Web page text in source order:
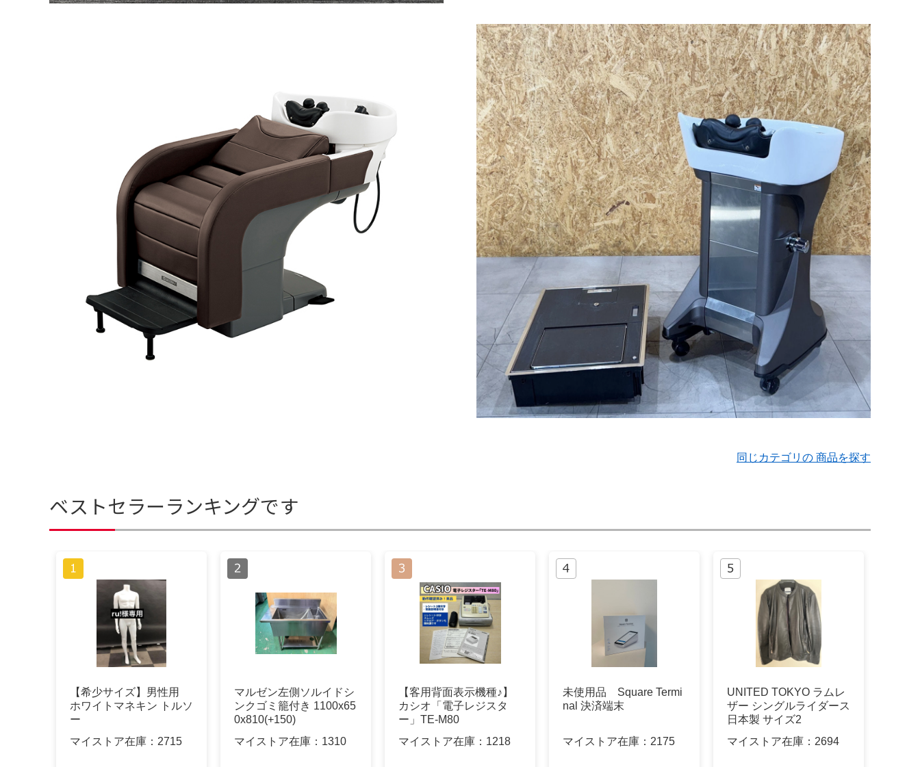
同じカテゴリの 商品を探す
ベストセラーランキングです
【希少サイズ】男性用
ホワイトマネキン トルソ
ー
マイストア在庫： 2715
マルゼン左側ソルイドシ
ンクゴミ籠付き 1100x65
0x810(+150)
マイストア在庫： 1310
【客用背面表示機種♪】
カシオ「電子レジスタ
ー」TE-M80
マイストア在庫： 1218
未使用品 Square Termi
nal 決済端末
マイストア在庫： 2175
UNITED TOKYO ラムレ
ザー シングルライダース
日本製 サイズ2
マイストア在庫： 2694